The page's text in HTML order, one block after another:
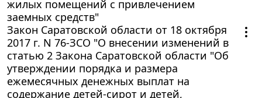
жилых помещений с привлечением
заемных средств"
Закон Саратовской области от 18 октября
2017 г. N 76-ЗСО "О внесении изменений в
статью 2 Закона Саратовской области "Об
утверждении порядка и размера
ежемесячных денежных выплат на
содержание детей-сирот и детей,